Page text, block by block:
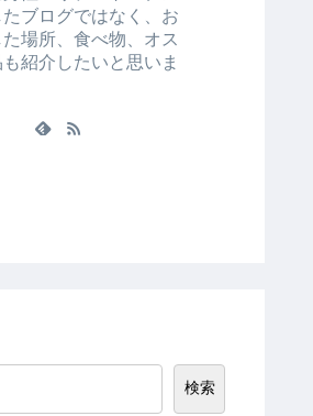
ブログではなく、お
場所、食べ物、オス
紹介したいと思いま
検索